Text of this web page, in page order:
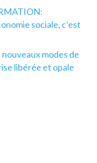
sociale, c’est
modes de
libérée et opale